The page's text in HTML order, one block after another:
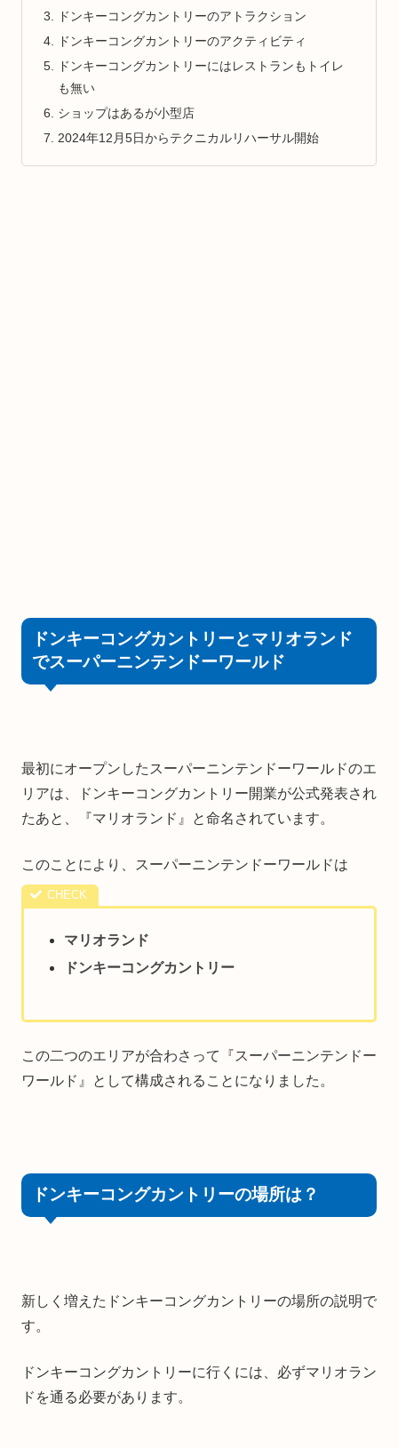
ドンキーコングカントリーのアトラクション
ドンキーコングカントリーのアクティビティ
ドンキーコングカントリーにはレストランもトイレ
も無い
ショップはあるが小型店
2024年12月5日からテクニカルリハーサル開始
ドンキーコングカントリーとマリオランド
でスーパーニンテンドーワールド
最初にオープンしたスーパーニンテンドーワールドのエ
リアは、ドンキーコングカントリー開業が公式発表され
たあと、『マリオランド』と命名されています。
このことにより、スーパーニンテンドーワールドは
マリオランド
ドンキーコングカントリー
この二つのエリアが合わさって『スーパーニンテンドー
ワールド』として構成されることになりました。
ドンキーコングカントリーの場所は？
新しく増えたドンキーコングカントリーの場所の説明で
す。
ドンキーコングカントリーに行くには、必ずマリオラン
ドを通る必要があります。